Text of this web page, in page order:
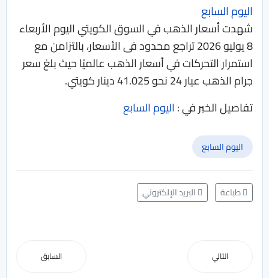
اليوم السابع
شهدت أسعار الذهب في السوق الكويتي اليوم الأربعاء
8 يوليو 2026 تراجع محدود فى الأسعار، بالتزامن مع
استمرار التحركات في أسعار الذهب عالميًا حيث بلغ سعر
جرام الذهب عيار 24 نحو 41.025 دينار كويتي.
تفاصيل الخبر في :اليوم السابع
اليوم السابع
طباعة البريد الإلكتروني
السابق التالي